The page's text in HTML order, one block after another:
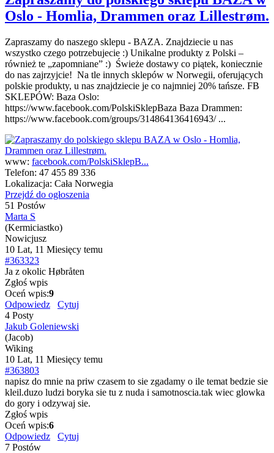
Oslo - Homlia, Drammen oraz Lillestrøm.
Zapraszamy do naszego sklepu - BAZA. Znajdziecie u nas
wszystko czego potrzebujecie :) Unikalne produkty z Polski –
również te „zapomniane” :) Świeże dostawy co piątek, koniecznie
do nas zajrzyjcie! Na tle innych sklepów w Norwegii, oferujących
polskie produkty, u nas znajdziecie je co najmniej 20% tańsze. FB
SKLEPÓW: Baza Oslo:
https://www.facebook.com/PolskiSklepBaza Baza Drammen:
https://www.facebook.com/groups/314864136416943/ ...
www: facebook.com/PolskiSklepB...
Telefon: 47 455 89 336
Lokalizacja: Cała Norwegia
Przejdź do ogłoszenia
51 Postów
Marta S
(Kermiciastko)
Nowicjusz
10 Lat, 11 Miesięcy temu
#363323
Ja z okolic Høbråten
Zgłoś wpis
Oceń wpis:9
Odpowiedz
Cytuj
4 Posty
Jakub Goleniewski
(Jacob)
Wiking
10 Lat, 11 Miesięcy temu
#363803
napisz do mnie na priw czasem to sie zgadamy o ile temat bedzie sie
kleil.duzo ludzi boryka sie tu z nuda i samotnoscia.tak wiec glowka
do gory i odzywaj sie.
Zgłoś wpis
Oceń wpis:6
Odpowiedz
Cytuj
7 Postów